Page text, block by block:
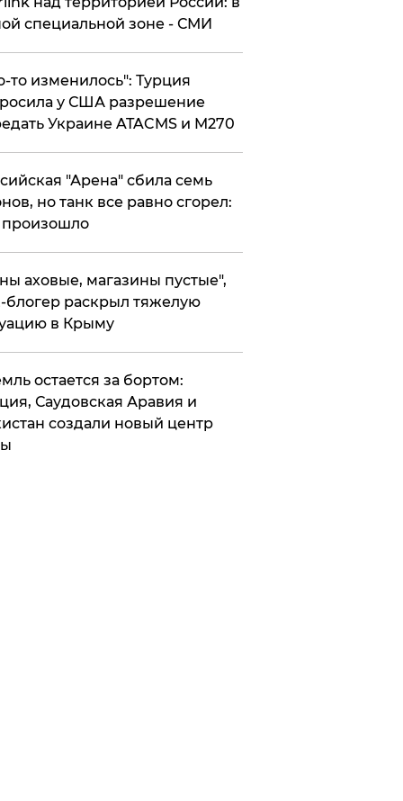
специальной зоне - СМИ
то изменилось": Турция
у США разрешение
Украине ATACMS и M270
"Арена" сбила семь
но танк все равно сгорел:
произошло
аховые, магазины пустые",
раскрыл тяжелую
в Крыму
остается за бортом:
Саудовская Аравия и
создали новый центр